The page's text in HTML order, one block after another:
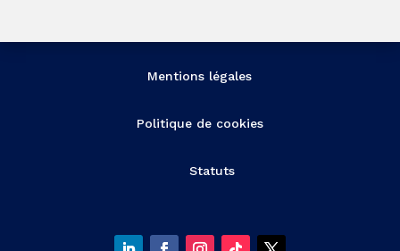
Mentions légales
Politique de cookies
Statuts